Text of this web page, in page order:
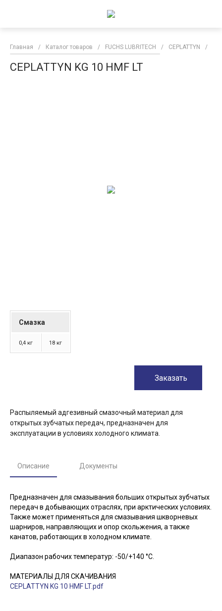
Главная / Каталог товаров / FUCHS LUBRITECH / CEPLATTYN /
CEPLATTYN KG 10 HMF LT
Смазка
0,4 кг 18 кг
Заказать
Распыляемый адгезивный смазочный материал для
открытых зубчатых передач, предназначен для
эксплуатации в условиях холодного климата.
Описание Документы
Предназначен для смазывания больших открытых зубчатых
передач в добывающих отраслях, при арктических условиях.
Также может применяться для смазывания шкворневых
шарниров, направляющих и опор скольжения, а также
канатов, работающих в холодном климате.
Диапазон рабочих температур: -50/+140 °С.
МАТЕРИАЛЫ ДЛЯ СКАЧИВАНИЯ
CEPLATTYN KG 10 HMF LT.pdf